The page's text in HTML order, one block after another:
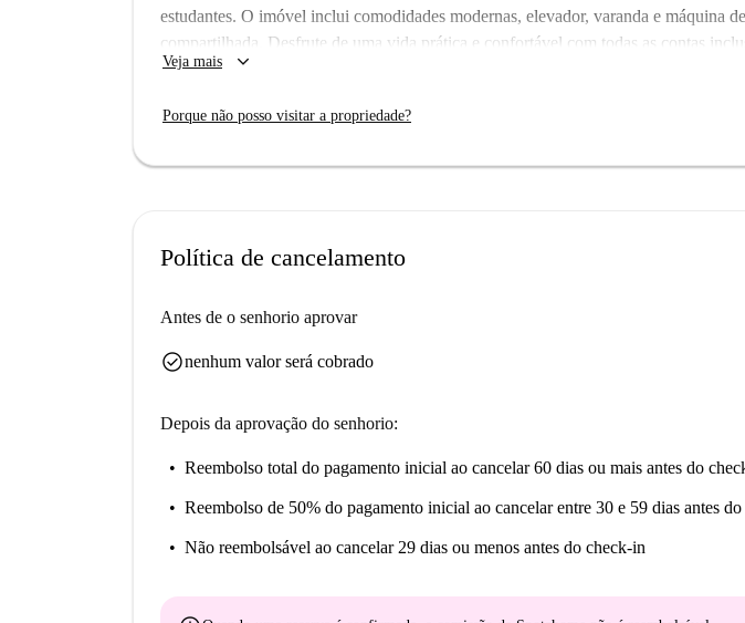
estudantes. O imóvel inclui comodidades modernas, elevador, varanda e máquina
compartilhada. Desfrute de uma vida prática e confortável com todas as contas
Carmelitas, aproveite para jantar em restaurantes locais como o Restaurante Japonés
Veja mais keyboard_arrow_down
Porque não posso visitar a propriedade?
Política de cancelamento
Antes de o senhorio aprovar
check_circlenenhum valor será cobrado
Depois da aprovação do senhorio:
Reembolso total do pagamento inicial ao cancelar 60 dias ou mais antes do
Reembolso de 50% do pagamento inicial ao cancelar entre 30 e 59 dias antes
Não reembolsável ao cancelar 29 dias ou menos antes do check-in